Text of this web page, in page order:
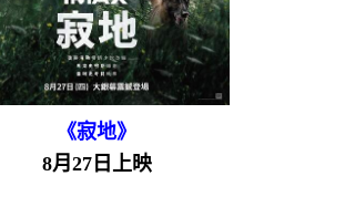
《寂地》
8月27日上映